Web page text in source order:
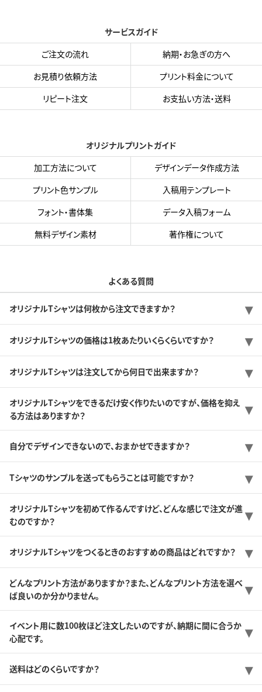
サービスガイド
ご注文の流れ
納期・お急ぎの方へ
お見積り依頼方法
プリント料金について
リピート注文
お支払い方法・送料
オリジナルプリントガイド
加工方法について
デザインデータ作成方法
プリント色サンプル
入稿用テンプレート
フォント・書体集
データ入稿フォーム
無料デザイン素材
著作権について
よくある質問
オリジナルTシャツは何枚から注文できますか？
オリジナルTシャツの価格は1枚あたりいくらくらいですか？
オリジナルTシャツは注文してから何日で出来ますか？
オリジナルTシャツをできるだけ安く作りたいのですが、価格を抑え
る方法はありますか？
自分でデザインできないので、おまかせできますか？
Tシャツのサンプルを送ってもらうことは可能ですか？
オリジナルTシャツを初めて作るんですけど、どんな感じで注文が進
むのですか？
オリジナルTシャツをつくるときのおすすめの商品はどれですか？
どんなプリント方法がありますか？また、どんなプリント方法を選べ
ば良いのか分かりません。
イベント用に数100枚ほど注文したいのですが、納期に間に合うか
心配です。
送料はどのくらいですか？